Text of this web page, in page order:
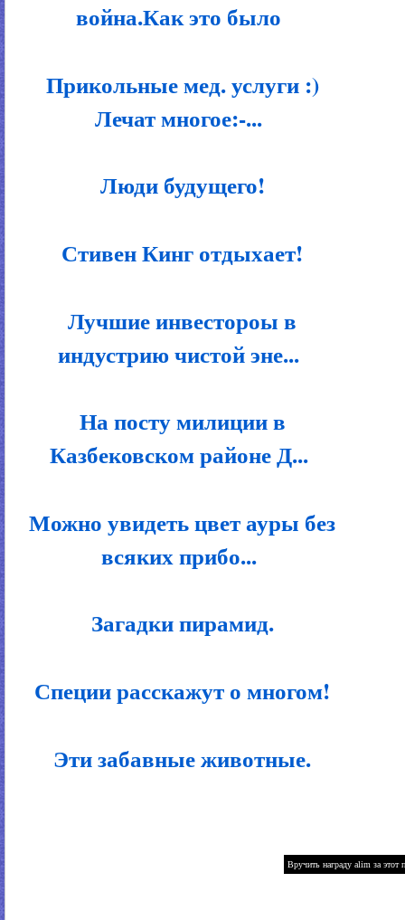
война.Как это было
Прикольные мед. услуги :)
Лечат многое:-...
Люди будущего!
Стивен Кинг отдыхает!
Лучшие инвестороы в
индустрию чистой эне...
На посту милиции в
Казбековском районе Д...
Можно увидеть цвет ауры без
всяких прибо...
Загадки пирамид.
Специи расскажут о многом!
Эти забавные животные.